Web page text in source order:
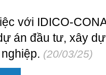
với IDICO-
án đầu tư, xây
(20/03/25)